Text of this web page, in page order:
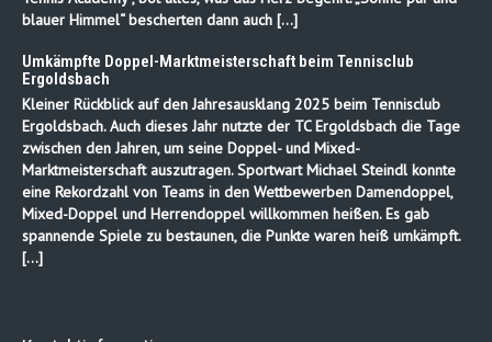
blauer Himmel“ bescherten dann auch […]
Umkämpfte Doppel-Marktmeisterschaft beim Tennisclub
Ergoldsbach
Kleiner Rückblick auf den Jahresausklang 2025 beim Tennisclub
Ergoldsbach. Auch dieses Jahr nutzte der TC Ergoldsbach die Tage
zwischen den Jahren, um seine Doppel- und Mixed-
Marktmeisterschaft auszutragen. Sportwart Michael Steindl konnte
eine Rekordzahl von Teams in den Wettbewerben Damendoppel,
Mixed-Doppel und Herrendoppel willkommen heißen. Es gab
spannende Spiele zu bestaunen, die Punkte waren heiß umkämpft.
[…]